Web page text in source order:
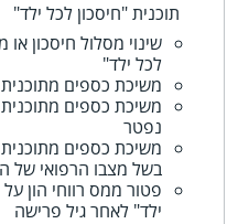
תוכנית "חיסכון לכל ילד"
שינוי מסלול חיסכון
לכל ילד"
משיכת כספים מתוכנית
משיכת כספים
נפטר
בשל מצבו הרפואי של
פטור ממס רווחי הון
ילד" לאחר גיל פרישה